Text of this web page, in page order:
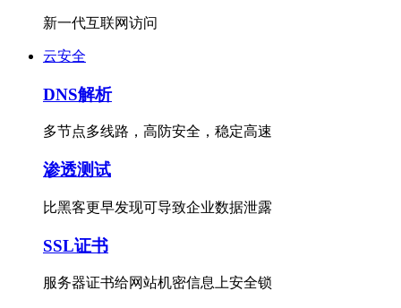
新一代互联网访问
云安全
DNS解析
多节点多线路，高防安全，稳定高速
渗透测试
比黑客更早发现可导致企业数据泄露
SSL证书
服务器证书给网站机密信息上安全锁